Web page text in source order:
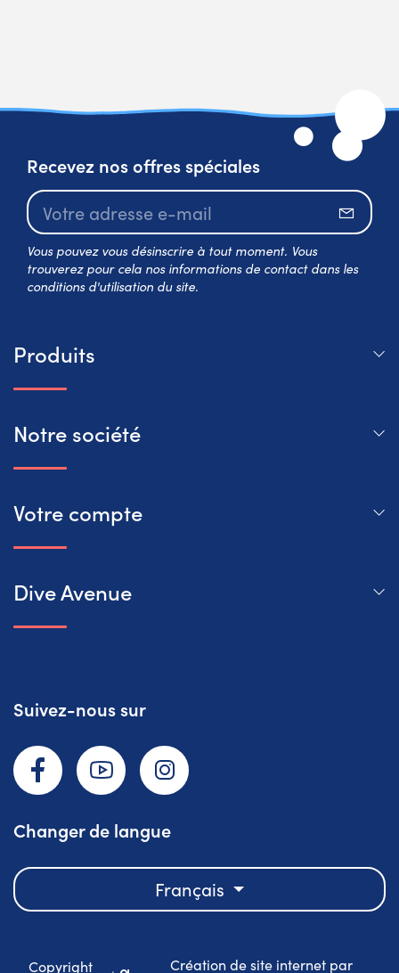
Recevez nos offres spéciales
Vous pouvez vous désinscrire à tout moment. Vous
trouverez pour cela nos informations de contact dans les
conditions d'utilisation du site.
Produits
Notre société
Votre compte
Dive Avenue
Suivez-nous sur
Changer de langue
Français
Copyright Création de site internet par